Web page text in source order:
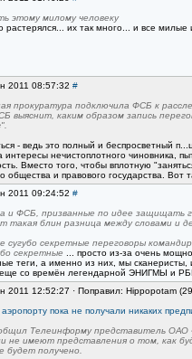
этому милому человеку
растерялся... их так много... и все милые
2011 08:57:32 #
прокуратура подключила ФСБ к
выяснит, каким образом запись
- ведь это полный и беспросветный
нечистоплотного чиновника,
Вместо того, чтобы вплотную
общества и правового государства.
2011 09:24:52 #
и ФСБ, призванные по идее защищать
такая блин разница между словами и
сугубо секретные переговоры
секретные
... просто из-за очень
теги, а именно из них, мы сканеристы,
со времён легендарной ЭНИГМЫ и
2011 12:52:27 · Поправил: Hippopotam
пока не получали никаких
Телеинформу представитель ОАО
не имеют представления о том, как
будет получено.